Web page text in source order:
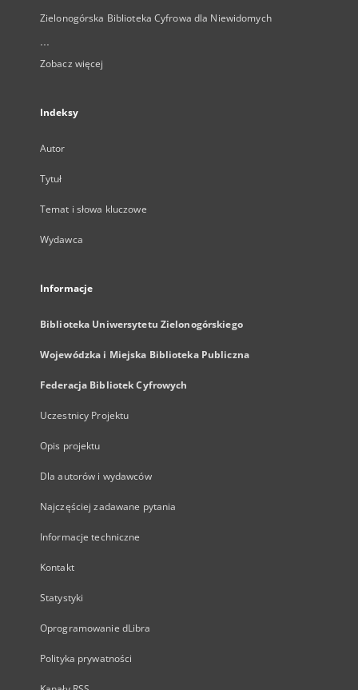
Zielonogórska Biblioteka Cyfrowa dla Niewidomych
...
Zobacz więcej
Indeksy
Autor
Tytuł
Temat i słowa kluczowe
Wydawca
Informacje
Biblioteka Uniwersytetu Zielonogórskiego
Wojewódzka i Miejska Biblioteka Publiczna
Federacja Bibliotek Cyfrowych
Uczestnicy Projektu
Opis projektu
Dla autorów i wydawców
Najczęściej zadawane pytania
Informacje techniczne
Kontakt
Statystyki
Oprogramowanie dLibra
Polityka prywatności